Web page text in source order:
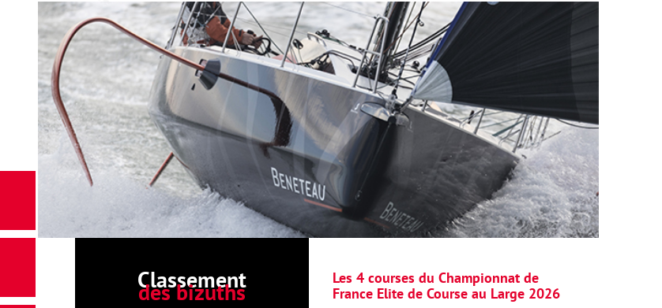
Classement
des bizuths
Les 4 courses du Championnat de
France Elite de Course au Large 2026